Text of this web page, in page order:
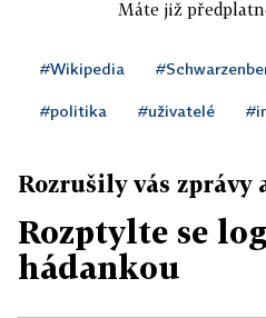
Máte již
#Wikipedia
#politika #uživatelé
Rozrušily vás zprávy
Rozptylte se
hádankou